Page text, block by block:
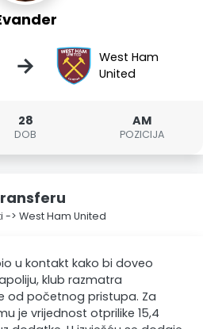
→
West Ham
United
28
DOB
AM
POZICIJA
-> West Ham United
u kontakt kako bi doveo
klub razmatra
od početnog pristupa. Za
je vrijednost otprilike 15,4